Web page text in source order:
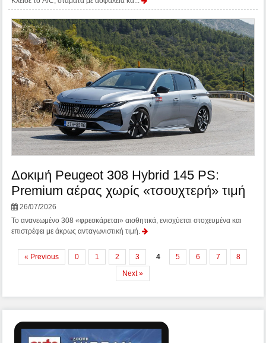
Δοκιμή Peugeot 308 Hybrid 145 PS:
Premium αέρας χωρίς «τσουχτερή» τιμή
26/07/2026
Το ανανεωμένο 308 «φρεσκάρεται» αισθητικά, ενισχύεται στοχευμένα και
επιστρέφει με άκρως ανταγωνιστική τιμή.
« Previous 0 1 2 3 4 5 6 7
8
Next »